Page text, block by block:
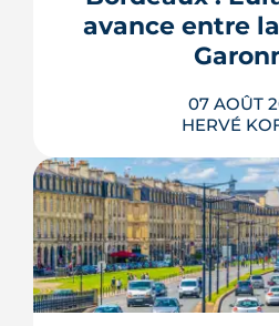
avance entre
07 AOÛT
HERVÉ
Entre la gare Saint-
ancien secteur
devient l'une des